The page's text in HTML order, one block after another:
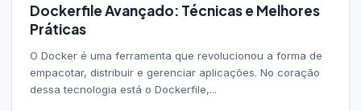
Dockerfile Avançado: Técnicas e Melhores
Práticas
O Docker é uma ferramenta que revolucionou a forma de
empacotar, distribuir e gerenciar aplicações. No coração
dessa tecnologia está o Dockerfile,...